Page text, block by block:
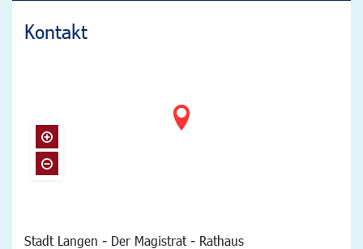
Kontakt
Stadt Langen - Der Magistrat - Rathaus